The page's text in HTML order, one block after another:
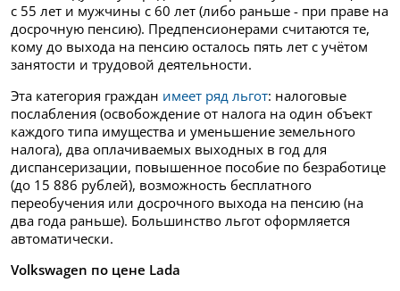
с 55 лет и мужчины с 60 лет (либо раньше - при праве на
досрочную пенсию). Предпенсионерами считаются те,
кому до выхода на пенсию осталось пять лет с учётом
занятости и трудовой деятельности.
Эта категория граждан имеет ряд льгот: налоговые
послабления (освобождение от налога на один объект
каждого типа имущества и уменьшение земельного
налога), два оплачиваемых выходных в год для
диспансеризации, повышенное пособие по безработице
(до 15 886 рублей), возможность бесплатного
переобучения или досрочного выхода на пенсию (на
два года раньше). Большинство льгот оформляется
автоматически.
Volkswagen по цене Lada